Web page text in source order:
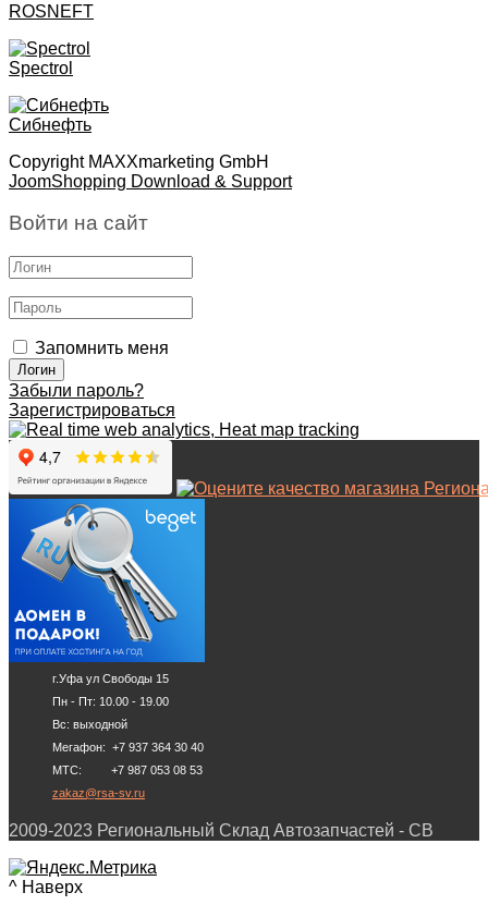
ROSNEFT
Spectrol
Сибнефть
Copyright MAXXmarketing GmbH
JoomShopping Download & Support
Войти на сайт
Запомнить меня
Забыли пароль?
Зарегистрироваться
г.Уфа ул Свободы 15
Пн - Пт: 10.00 - 19.00
Вс: выходной
Мегафон: +7 937 364 30 40
МТС: +7 987 053 08 53
zakaz@rsa-sv.ru
2009-2023 Региональный Склад Автозапчастей - СВ
^ Наверх